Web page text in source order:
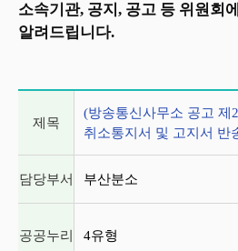
소속기관, 공지, 공고 등 위원회
알려드립니다.
제목
(방송통신사무소 공고 제
취소통지서 및 고지서 반
담당부서 부산분소
공공누리 4유형